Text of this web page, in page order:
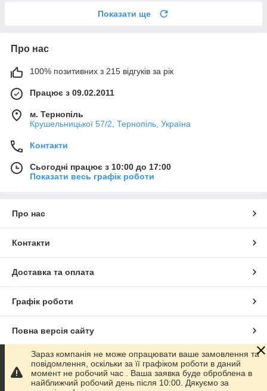
Показати ще
Про нас
100% позитивних з 215 відгуків за рік
Працює з 09.02.2011
м. Тернопіль
Крушельницької 57/2, Тернопіль, Україна
Контакти
Сьогодні працює з 10:00 до 17:00
Показати весь графік роботи
Про нас
Контакти
Доставка та оплата
Графік роботи
Повна версія сайту
Сайт створено на маркетплейсіProm.ua
Зараз компанія не може опрацювати ваше замовлення та
повідомлення, оскільки за її графіком роботи в даний
момент не робочий час . Ваша заявка буде оброблена в
найближчий робочий день після 10:00. Дякуємо за